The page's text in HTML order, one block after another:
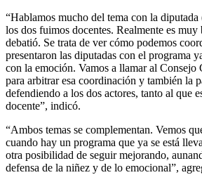
“Hablamos mucho del tema con la
los dos fuimos docentes. Realmente es
debatió. Se trata de ver cómo podemos
presentaron las diputadas con el programa
con la emoción. Vamos a llamar al Consejo
para arbitrar esa coordinación y también la
defendiendo a los dos actores, tanto al que
docente”, indicó.
“Ambos temas se complementan. Vemos
cuando hay un programa que ya se está
otra posibilidad de seguir mejorando,
defensa de la niñez y de lo emocional”,